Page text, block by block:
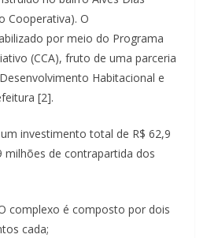
Cooperativa). O
por meio do Programa
(CCA), fruto de uma parceria
Habitacional e
[2].
investimento total de R$ 62,9
milhões de contrapartida dos
complexo é composto por dois
cada;